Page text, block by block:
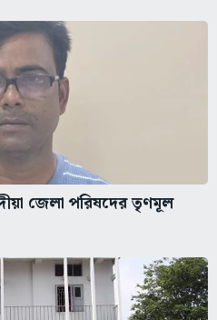
জেলা পরিষদের তৃণমূল